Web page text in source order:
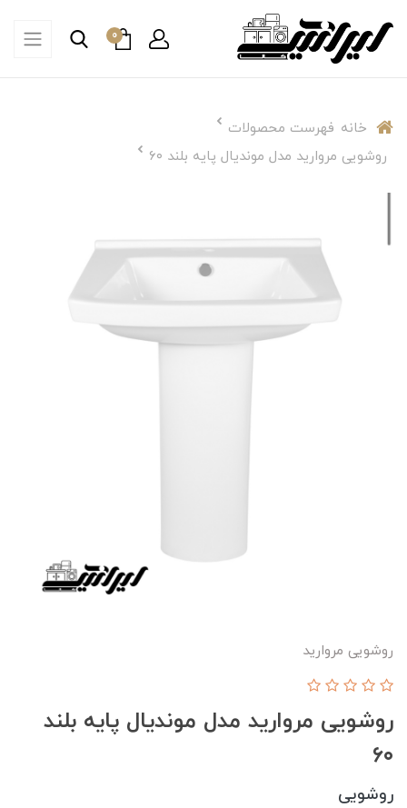
0
خانه فهرست محصولات
روشویی مروارید مدل موندیال پایه بلند ۶۰
روشویی مروارید
روشویی مروارید مدل موندیال پایه بلند
۶۰
روشویی